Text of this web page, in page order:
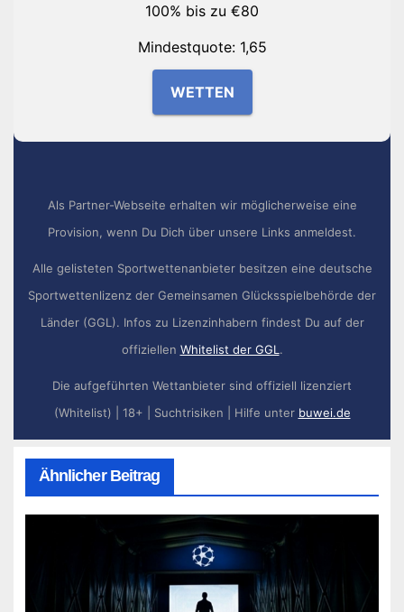
100% bis zu €80
Mindestquote: 1,65
WETTEN
Als Partner-Webseite erhalten wir möglicherweise eine
Provision, wenn Du Dich über unsere Links anmeldest.
Alle gelisteten Sportwettenanbieter besitzen eine deutsche
Sportwettenlizenz der Gemeinsamen Glücksspielbehörde der
Länder (GGL). Infos zu Lizenzinhabern findest Du auf der
offiziellen Whitelist der GGL .
Die aufgeführten Wettanbieter sind offiziell lizenziert
(Whitelist) | 18+ | Suchtrisiken | Hilfe unter buwei.de
Ähnlicher Beitrag